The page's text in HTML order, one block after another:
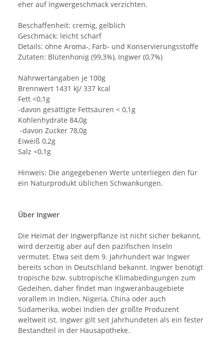
eher auf Ingwergeschmack verzichten.
Beschaffenheit: cremig, gelblich
Geschmack: leicht scharf
Details: ohne Aroma-, Farb- und Konservierungsstoffe
Zutaten: Blütenhonig (99,3%), Ingwer (0,7%)
Nährwertangaben je 100g
Brennwert 1431 kJ/ 337 kcal
Fett <0,1g
-davon gesättigte Fettsäuren < 0,1g
Kohlenhydrate 84,0g
-davon Zucker 78,0g
Eiweiß 0,2g
Salz <0,1g
Hinweis: Die angegebenen Werte unterliegen den für
ein Naturprodukt üblichen Schwankungen.
Über Ingwer
Die Heimat der Ingwerpflanze ist nicht sicher bekannt,
wird derzeitig aber auf den pazifischen Inseln
vermutet. Etwa seit dem 9. Jahrhundert war Ingwer
bereits schon in Deutschland bekannt. Ingwer benötigt
tropische bzw. subtropische Klimabedingungen zum
Gedeihen, daher findet man Ingweranbaugebiete
vorallem in Indien, Nigeria, China oder auch
Südamerika, wobei Indien der größte Produzent
weltweit ist. Ingwer gilt seit Jahrhundeten als ein fester
Bestandteil in der Hausapotheke.